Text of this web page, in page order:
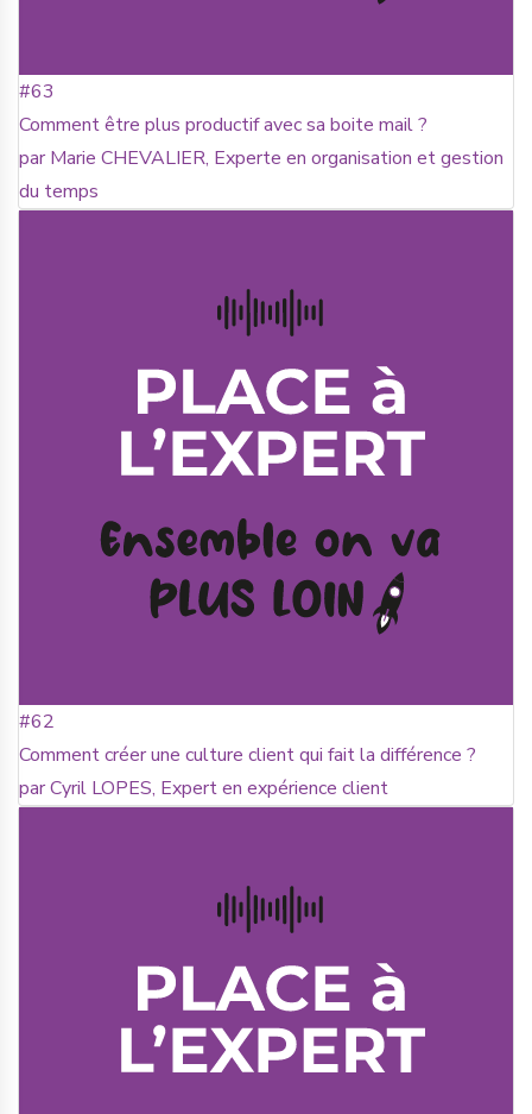
#63
Comment être plus productif avec sa boite mail ?
par Marie CHEVALIER, Experte en organisation et gestion
du temps
#62
Comment créer une culture client qui fait la différence ?
par Cyril LOPES, Expert en expérience client